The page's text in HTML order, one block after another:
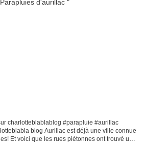
charlotteblablablog #parapluie #aurillac
blog Aurillac est déjà une ville connue
Et voici que les rues piétonnes ont trouvé une